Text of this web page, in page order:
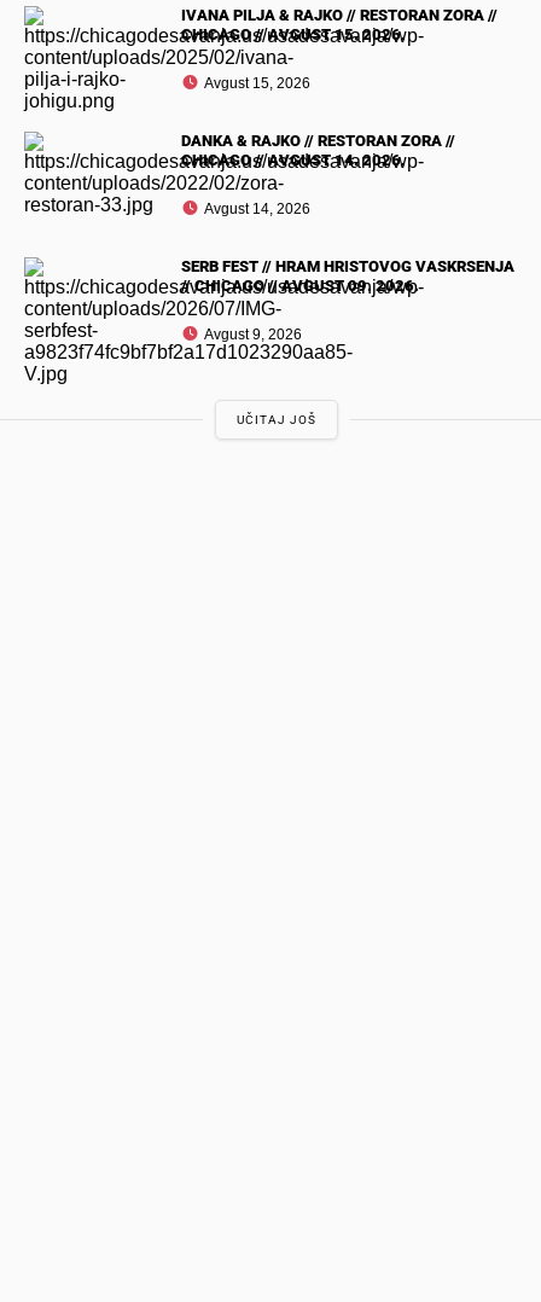
IVANA PILJA & RAJKO // RESTORAN ZORA //
CHICAGO // AVGUST 15. 2026.
Avgust 15, 2026
DANKA & RAJKO // RESTORAN ZORA //
CHICAGO // AVGUST 14. 2026.
Avgust 14, 2026
SERB FEST // HRAM HRISTOVOG VASKRSENJA
// CHICAGO // AVGUST 09. 2026.
Avgust 9, 2026
UČITAJ JOŠ